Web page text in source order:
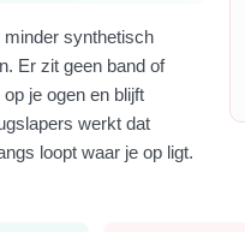
minder synthetisch
Er zit geen band of
je ogen en blijft
werkt dat
loopt waar je op ligt.